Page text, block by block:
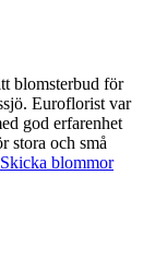
blomsterbud för
var
god erfarenhet
stora och små
Skicka blommor